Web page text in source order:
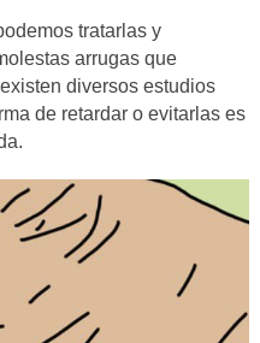
tratarlas y
arrugas que
diversos estudios
de retardar o evitarlas es